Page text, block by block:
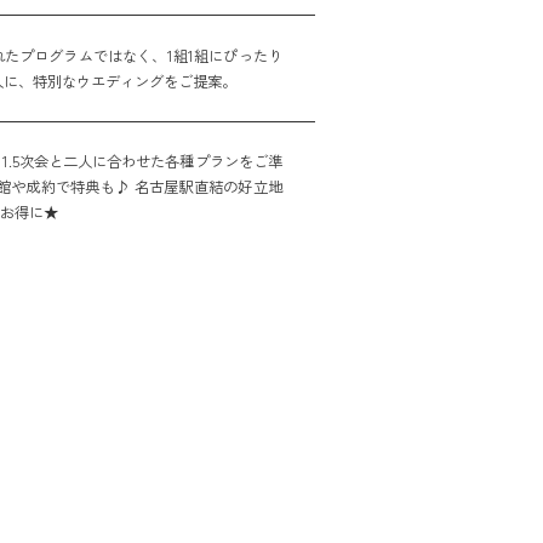
プログラムではなく、1組1組にぴったり
、特別なウエディングをご提案。
次会と二人に合わせた各種プランをご準
や成約で特典も♪ 名古屋駅直結の好立地
お得に★